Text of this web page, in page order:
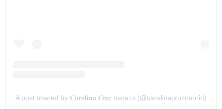
A post shared by 𝐂𝐚𝐫𝐨𝐥𝐢𝐧𝐚 𝑪𝒓𝒖𝒛 ᴏsᴏʀɪᴏ (@carolinacruzosorio)